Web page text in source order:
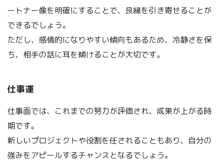
ートナー像を明確にすることで、良縁を引き寄せることが
できるでしょう。
ただし、感情的になりやすい傾向もあるため、冷静さを保
ち、相手の話に耳を傾けることが大切です。
仕事運
仕事面では、これまでの努力が評価され、成果が上がる時
期です。
新しいプロジェクトや役割を任されることもあり、自分の
強みをアピールするチャンスとなるでしょう。